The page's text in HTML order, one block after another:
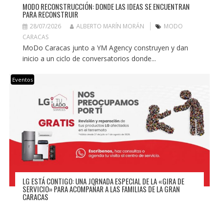
MODO RECONSTRUCCIÓN: DONDE LAS IDEAS SE ENCUENTRAN
PARA RECONSTRUIR
28/07/2026 ALBERTO MARÍN MORÁN
MODO
CARACAS
MoDo Caracas junto a YM Agency construyen y dan
inicio a un ciclo de conversatorios donde...
Eventos
LG ESTÁ CONTIGO: UNA JORNADA ESPECIAL DE LA «GIRA DE
SERVICIO» PARA ACOMPAÑAR A LAS FAMILIAS DE LA GRAN
CARACAS